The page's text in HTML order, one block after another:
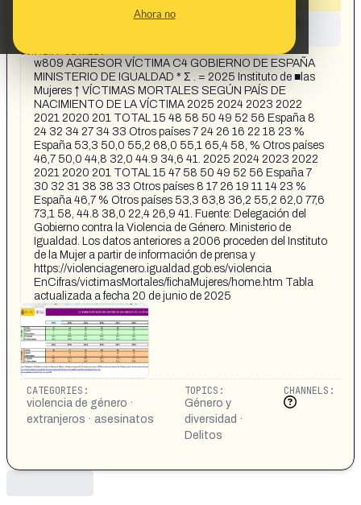
Ahora no
This content has not yet been investigated by the
CONTENT DETAIL:
w809 AGRESOR VÍCTIMA C4 GOBIERNO DE ESPAÑA
MINISTERIO DE IGUALDAD * Σ . = 2025 Instituto de ■las
Mujeres ↑ VÍCTIMAS MORTALES SEGÚN PAÍS DE
NACIMIENTO DE LA VÍCTIMA 2025 2024 2023 2022
2021 2020 201 TOTAL 15 48 58 50 49 52 56 España 8
24 32 34 27 34 33 Otros países 7 24 26 16 22 18 23 %
España 53,3 50,0 55,2 68,0 55,1 65,4 58, % Otros países
46,7 50,0 44,8 32,0 44.9 34,6 41. 2025 2024 2023 2022
2021 2020 201 TOTAL 15 47 58 50 49 52 56 España 7
30 32 31 38 38 33 Otros países 8 17 26 19 11 14 23 %
España 46,7 % Otros países 53,3 63,8 36,2 55,2 62,0 77,6
73,1 58, 44.8 38,0 22,4 26,9 41. Fuente: Delegación del
Gobierno contra la Violencia de Género. Ministerio de
Igualdad. Los datos anteriores a 2006 proceden del Instituto
de la Mujer a partir de información de prensa y
https://violenciagenero.igualdad.gob.es/violencia
EnCifras/victimasMortales/fichaMujeres/home.htm Tabla
actualizada a fecha 20 de junio de 2025
CATEGORIES:
violencia de género ·
extranjeros · asesinatos
TOPICS:
Género y
diversidad ·
Delitos
CHANNELS: